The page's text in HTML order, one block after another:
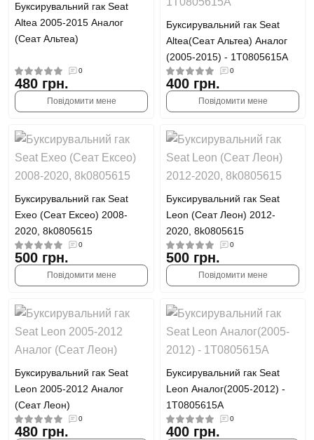
Буксирувальний гак Seat
Altea 2005-2015 Аналог
(Сеат Альтеа)
0
480 грн.
Повідомити мене
Буксирувальний гак Seat
Altea(Сеат Альтеа) Аналог
(2005-2015) - 1T0805615A
0
400 грн.
Повідомити мене
Буксирувальний гак Seat
Exeo (Сеат Ексео) 2008-
2020, 8k0805615
0
500 грн.
Повідомити мене
Буксирувальний гак Seat
Leon (Сеат Леон) 2012-
2020, 8k0805615
0
500 грн.
Повідомити мене
Буксирувальний гак Seat
Leon 2005-2012 Аналог
(Сеат Леон)
0
480 грн.
Буксирувальний гак Seat
Leon Аналог(2005-2012) -
1T0805615A
0
400 грн.